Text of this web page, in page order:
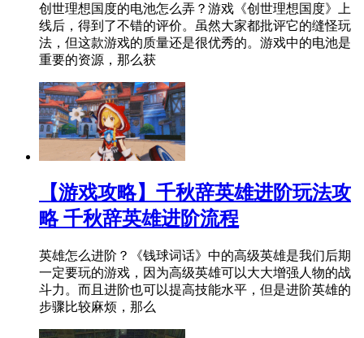
创世理想国度的电池怎么弄？游戏《创世理想国度》上
线后，得到了不错的评价。虽然大家都批评它的缝怪玩
法，但这款游戏的质量还是很优秀的。游戏中的电池是
重要的资源，那么获
【游戏攻略】千秋辞英雄进阶玩法攻
略 千秋辞英雄进阶流程
英雄怎么进阶？《钱球词话》中的高级英雄是我们后期
一定要玩的游戏，因为高级英雄可以大大增强人物的战
斗力。而且进阶也可以提高技能水平，但是进阶英雄的
步骤比较麻烦，那么